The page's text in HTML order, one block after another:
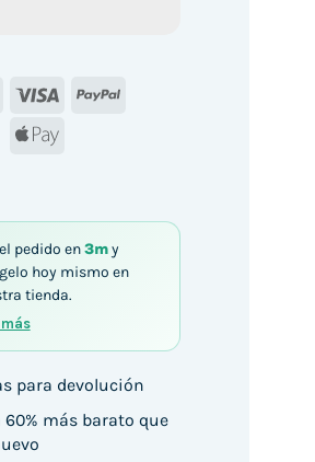
MasterCard
Visa
PayPal
Apple
pedido en3my
hoy mismo en
tienda.
más
para devolución
60% más barato que